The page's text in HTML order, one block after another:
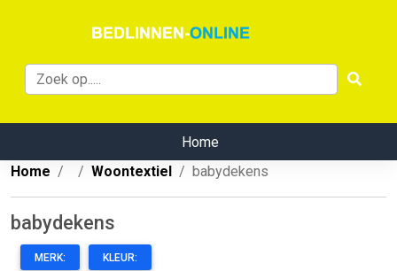
Home
Home
Woontextiel babydekens
babydekens
MERK: KLEUR: